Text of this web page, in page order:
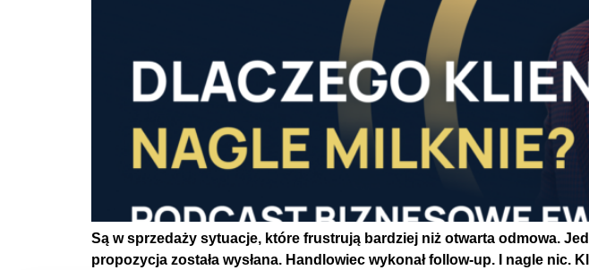
Są w sprzedaży sytuacje, które frustrują bardziej niż otwarta odmowa.
propozycja została wysłana. Handlowiec wykonał follow-up. I nagle